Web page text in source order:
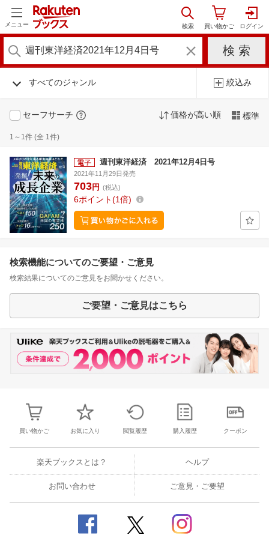
メニュー
すべてのジャンル 絞込み
セーフサーチ 価格が高い順 標準
1～1件 (全 1件)
週刊東洋経済 2021年12月4日号
2021年11月29日発売
703円 (税込)
6ポイント 1倍
検索機能についてのご要望・ご意見
検索結果についてのご意見をお聞かせください。
ご要望・ご意見はこちら
買い物かご お気に入り 閲覧履歴 購入履歴 クーポン
楽天ブックスとは？ ヘルプ
お問い合わせ ご意見・ご要望